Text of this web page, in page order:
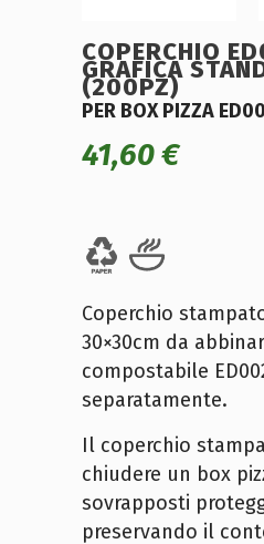
COPERCHIO
GRAFICA
(200PZ)
PER BOX PIZZA
41,60€
Coperchio
30×30cm da
compostabile
separatamente.
Il coperchio
chiudere un box
sovrapposti
preservando il